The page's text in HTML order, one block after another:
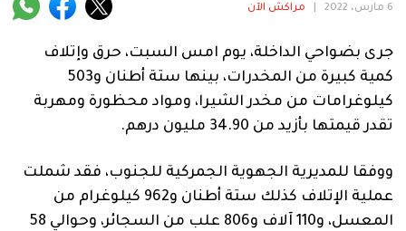
آراء 6 مارس، 2022 مراكش الآن
جرى بضواحي الداخلة، يوم امس السبت، حرق وإتلاف
كمية كبيرة من المخدرات، بينها ستة أطنان و503
كيلوغرامات من مخدر الشيرا، ومواد محظورة ومهربة
تقدر قيمتها بأزيد من 34.90 مليون درهم.
ووفقا للمديرية الجهوية الجمركية للجنوب، فقد شملت
عملية الإتلاف كذلك ستة أطنان و962 كيلوغرام من
المعسل، و110 آلاف و806 علب من السجائر، وحوالي 58